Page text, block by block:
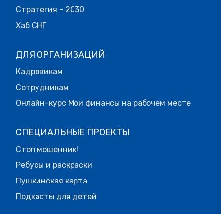
Стратегия - 2030
Хаб СНГ
ДЛЯ ОРГАНИЗАЦИЙ
Кадровикам
Сотрудникам
Онлайн-курс Мои финансы на рабочем месте
СПЕЦИАЛЬНЫЕ ПРОЕКТЫ
Стоп мошенник!
Ребусы и раскраски
Пушкинская карта
Подкасты для детей